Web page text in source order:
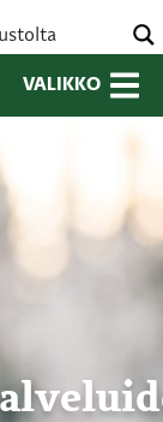
VALIKKO